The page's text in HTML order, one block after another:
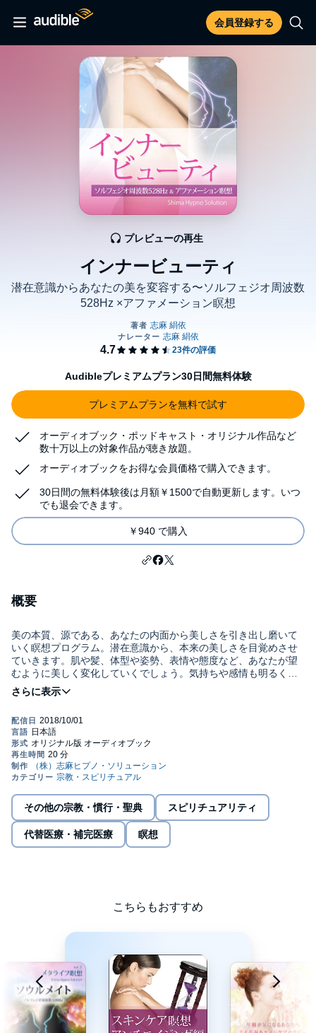
会員登録する
インナービューティ
潜在意識からあなたの美を変容する〜ソルフェジオ周波数
528Hz ×アファメーション瞑想
プレビューの再生
Audibleプレミアムプラン30日間無料体験
プレミアムプランを無料で試す
オーディオブック・ポッドキャスト・オリジナル作品など
数十万以上の対象作品が聴き放題。
オーディオブックをお得な会員価格で購入できます。
30日間の無料体験後は月額￥1500で自動更新します。いつ
でも退会できます。
￥940 で購入
概要
美の本質、源である、あなたの内面から美しさを引き出し磨いて
いく瞑想プログラム。潜在意識から、本来の美しさを目覚めさせ
ていきます。肌や髪、体型や姿勢、表情や態度など、あなたが望
むように美しく変化していくでしょう。気持ちや感情も明るく晴
れやかになっていきます。
このプログラムは、人間の細胞の回復やDNA修復に作用すると言
ーションを挿入しています。聴覚として認識する音や言葉以外
に、特化した周波数と波形による肯定的なメッセージが体験でき
ます（１回目のメッセージは音声あり、2回目は音声波形のみを挿
入）。
※潜在意識はあなたに必要な情報のみ受け取り、抵抗や無理があ
©志麻絹依 (P)2018 Shima Hypno Solution, Inc.
その他の宗教・慣行・聖典 スピリチュアリティ
代替医療・補完医療 瞑想
こちらもおすすめ